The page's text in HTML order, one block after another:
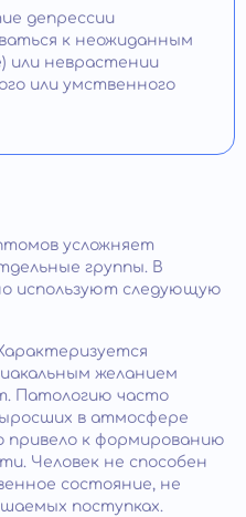
депрессии
к неожиданным
или неврастении
или умственного
усложняет
группы. В
используют следующую
желанием
Патологию часто
в атмосфере
привело к формированию
Человек не способен
состояние, не
поступках.